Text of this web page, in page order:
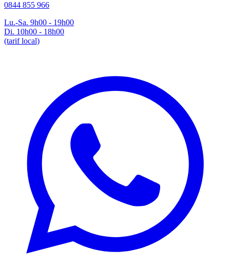
0844 855 966
Lu.-Sa. 9h00 - 19h00
Di. 10h00 - 18h00
(tarif local)